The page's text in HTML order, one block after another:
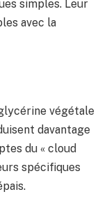
simples. Leur
avec la
végétale
davantage
du « cloud
spécifiques